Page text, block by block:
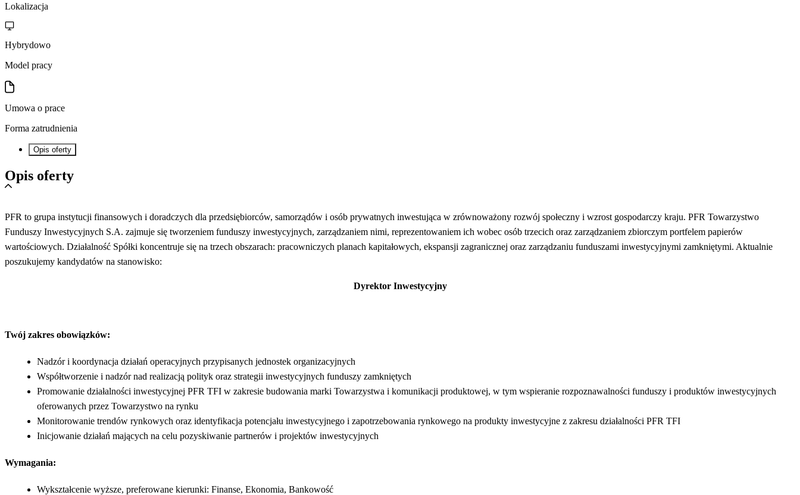
Lokalizacja
Hybrydowo
Model pracy
Umowa o prace
Forma zatrudnienia
Opis oferty
Opis oferty
PFR to grupa instytucji finansowych i doradczych dla przedsiębiorców, samorządów i osób prywatnych inwestująca w zrównoważony rozwój społeczny i wzrost gospodarczy kraju. PFR Towarzystwo
Funduszy Inwestycyjnych S.A. zajmuje się tworzeniem funduszy inwestycyjnych, zarządzaniem nimi, reprezentowaniem ich wobec osób trzecich oraz zarządzaniem zbiorczym portfelem papierów
wartościowych. Działalność Spółki koncentruje się na trzech obszarach: pracowniczych planach kapitałowych, ekspansji zagranicznej oraz zarządzaniu funduszami inwestycyjnymi zamkniętymi. Aktualnie
poszukujemy kandydatów na stanowisko:
Dyrektor Inwestycyjny
Twój zakres obowiązków:
Nadzór i koordynacja działań operacyjnych przypisanych jednostek organizacyjnych
Współtworzenie i nadzór nad realizacją polityk oraz strategii inwestycyjnych funduszy zamkniętych
Promowanie działalności inwestycyjnej PFR TFI w zakresie budowania marki Towarzystwa i komunikacji produktowej, w tym wspieranie rozpoznawalności funduszy i produktów inwestycyjnych
oferowanych przez Towarzystwo na rynku
Monitorowanie trendów rynkowych oraz identyfikacja potencjału inwestycyjnego i zapotrzebowania rynkowego na produkty inwestycyjne z zakresu działalności PFR TFI
Inicjowanie działań mających na celu pozyskiwanie partnerów i projektów inwestycyjnych
Wymagania:
Wykształcenie wyższe, preferowane kierunki: Finanse, Ekonomia, Bankowość